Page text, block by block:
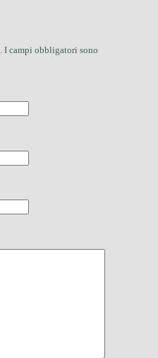
I campi obbligatori sono